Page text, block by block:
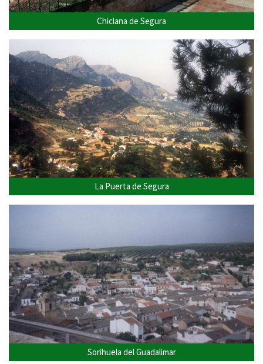
Chiclana de Segura
La Puerta de Segura
Sorihuela del Guadalimar